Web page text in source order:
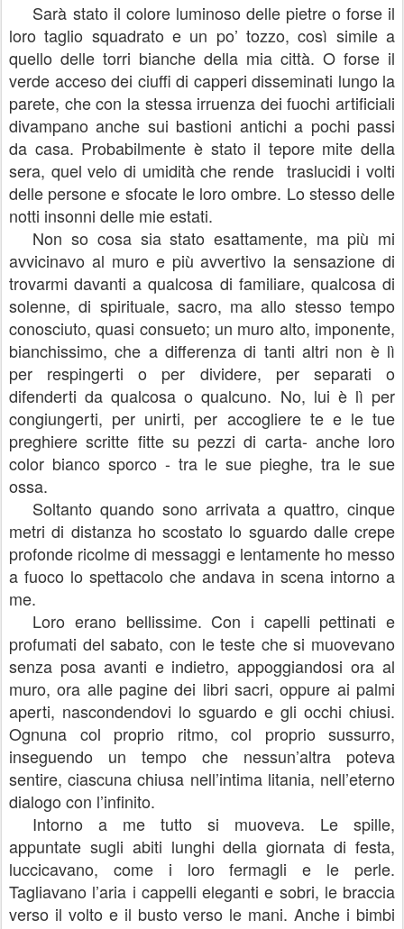
Sarà stato il colore luminoso delle pietre o forse il
loro taglio squadrato e un po’ tozzo, così simile a
quello delle torri bianche della mia città. O forse il
verde acceso dei ciuffi di capperi disseminati lungo la
parete, che con la stessa irruenza dei fuochi artificiali
divampano anche sui bastioni antichi a pochi passi
da casa. Probabilmente è stato il tepore mite della
sera, quel velo di umidità che rende traslucidi i volti
delle persone e sfocate le loro ombre. Lo stesso delle
notti insonni delle mie estati.
Non so cosa sia stato esattamente, ma più mi
avvicinavo al muro e più avvertivo la sensazione di
trovarmi davanti a qualcosa di familiare, qualcosa di
solenne, di spirituale, sacro, ma allo stesso tempo
conosciuto, quasi consueto; un muro alto, imponente,
bianchissimo, che a differenza di tanti altri non è lì
per respingerti o per dividere, per separati o
difenderti da qualcosa o qualcuno. No, lui è lì per
congiungerti, per unirti, per accogliere te e le tue
preghiere scritte fitte su pezzi di carta- anche loro
color bianco sporco - tra le sue pieghe, tra le sue
ossa.
Soltanto quando sono arrivata a quattro, cinque
metri di distanza ho scostato lo sguardo dalle crepe
profonde ricolme di messaggi e lentamente ho messo
a fuoco lo spettacolo che andava in scena intorno a
me.
Loro erano bellissime. Con i capelli pettinati e
profumati del sabato, con le teste che si muovevano
senza posa avanti e indietro, appoggiandosi ora al
muro, ora alle pagine dei libri sacri, oppure ai palmi
aperti, nascondendovi lo sguardo e gli occhi chiusi.
Ognuna col proprio ritmo, col proprio sussurro,
inseguendo un tempo che nessun’altra poteva
sentire, ciascuna chiusa nell’intima litania, nell’eterno
dialogo con l’infinito.
Intorno a me tutto si muoveva. Le spille,
appuntate sugli abiti lunghi della giornata di festa,
luccicavano, come i loro fermagli e le perle.
Tagliavano l’aria i cappelli eleganti e sobri, le braccia
verso il volto e il busto verso le mani. Anche i bimbi